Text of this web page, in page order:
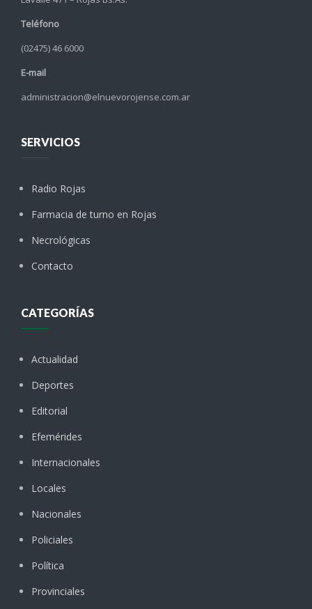
Teléfono
(02475) 46 6000
E-mail
administracion@elnuevorojense.com.ar
SERVICIOS
Radio Rojas
Farmacia de turno en Rojas
Necrológicas
Contacto
CATEGORÍAS
Actualidad
Deportes
Editorial
Efemérides
Internacionales
Locales
Nacionales
Policiales
Política
Provinciales